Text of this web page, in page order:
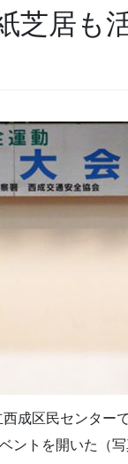
成区民センター
ントを開いた（写